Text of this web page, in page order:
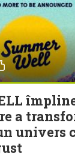
a
univers